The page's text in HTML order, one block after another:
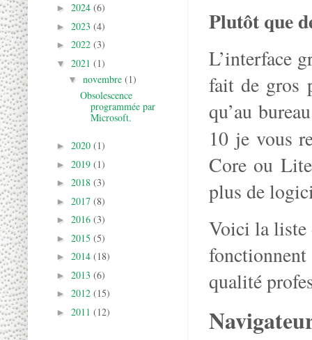
Plutôt que
L’interface
fait de gros
qu’au
10 je vous
Core ou
plus de
Voici la liste
fonctionnent
qualité
► 2024 (6)
► 2023 (4)
► 2022 (3)
▼ 2021 (1)
▼ novembre (1)
Obsolescence
programmée par
Microsoft.
► 2020 (1)
► 2019 (1)
► 2018 (3)
► 2017 (8)
► 2016 (3)
► 2015 (5)
► 2014 (18)
► 2013 (6)
► 2012 (15)
► 2011 (12)